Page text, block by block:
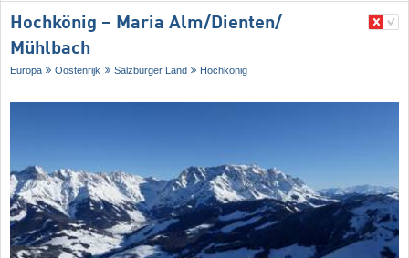
Hochkönig – Maria Alm/​Dienten/​
Mühlbach
Europa Oostenrijk Salzburger Land Hochkönig